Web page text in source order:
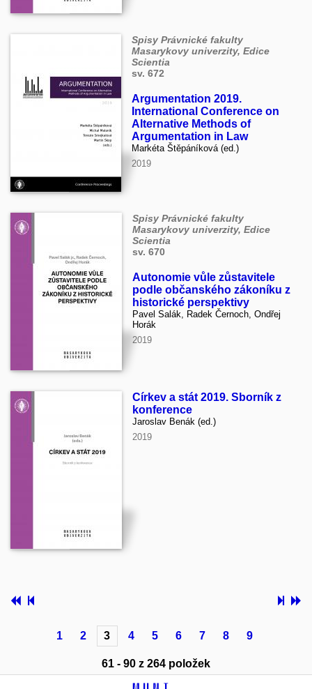
Spisy Právnické fakulty
Masarykovy univerzity, Edice
Scientia
sv. 672
Argumentation 2019.
International Conference on
Alternative Methods of
Argumentation in Law
Markéta Štěpáníková (ed.)
2019
Spisy Právnické fakulty
Masarykovy univerzity, Edice
Scientia
sv. 670
Autonomie vůle zůstavitele
podle občanského zákoníku z
historické perspektivy
Pavel Salák, Radek Černoch, Ondřej
Horák
2019
Církev a stát 2019. Sborník z
konference
Jaroslav Benák (ed.)
2019
1 2 3 4 5 6 7 8 9
61 - 90 z 264 položek